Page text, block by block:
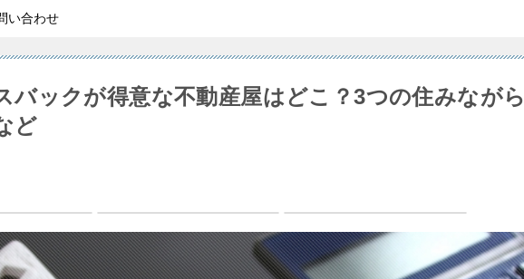
い合わせ
バックが得意な不動産屋はどこ？3つの住みながら
ど